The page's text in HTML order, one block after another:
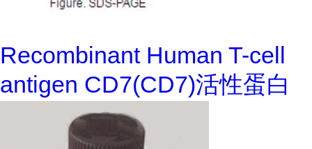
Recombinant Human T-cell
antigen CD7(CD7)活性蛋白